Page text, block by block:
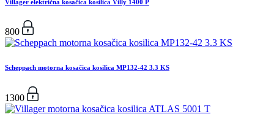
Villager električna kosačica kosilica Villy 1400 P
800
Scheppach motorna kosačica kosilica MP132-42 3.3 KS
1300